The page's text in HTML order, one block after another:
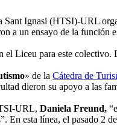
Ignasi (HTSI)-URL
a un ensayo de la función
Liceu para este
» de la Cátedra de
dieron su apoyo a las
URL, Daniela Freund,
En esta línea, el pasado